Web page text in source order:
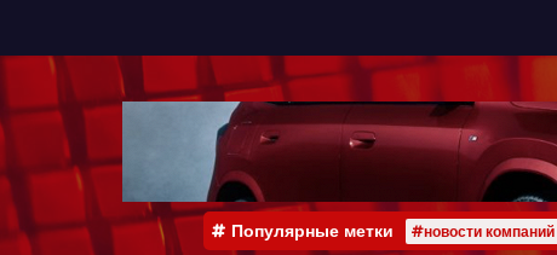
Популярные метки #новости компаний